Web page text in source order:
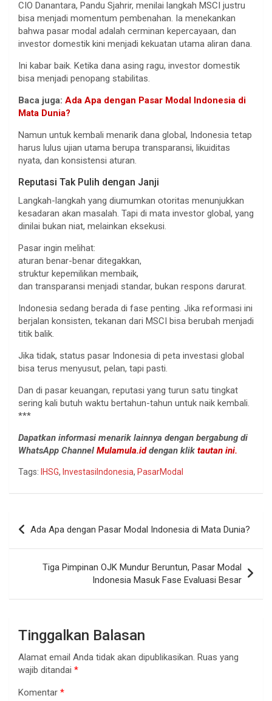
CIO Danantara, Pandu Sjahrir, menilai langkah MSCI justru
bisa menjadi momentum pembenahan. Ia menekankan
bahwa pasar modal adalah cerminan kepercayaan, dan
investor domestik kini menjadi kekuatan utama aliran dana.
Ini kabar baik. Ketika dana asing ragu, investor domestik
bisa menjadi penopang stabilitas.
Baca juga: Ada Apa dengan Pasar Modal Indonesia di
Mata Dunia?
Namun untuk kembali menarik dana global, Indonesia tetap
harus lulus ujian utama berupa transparansi, likuiditas
nyata, dan konsistensi aturan.
Reputasi Tak Pulih dengan Janji
Langkah-langkah yang diumumkan otoritas menunjukkan
kesadaran akan masalah. Tapi di mata investor global, yang
dinilai bukan niat, melainkan eksekusi.
Pasar ingin melihat:
aturan benar-benar ditegakkan,
struktur kepemilikan membaik,
dan transparansi menjadi standar, bukan respons darurat.
Indonesia sedang berada di fase penting. Jika reformasi ini
berjalan konsisten, tekanan dari MSCI bisa berubah menjadi
titik balik.
Jika tidak, status pasar Indonesia di peta investasi global
bisa terus menyusut, pelan, tapi pasti.
Dan di pasar keuangan, reputasi yang turun satu tingkat
sering kali butuh waktu bertahun-tahun untuk naik kembali.
***
Dapatkan informasi menarik lainnya dengan bergabung di
WhatsApp Channel Mulamula.iddengan klik tautan ini.
Tags: IHSG, InvestasiIndonesia, PasarModal
Navigasi
pos
Ada Apa dengan Pasar Modal Indonesia di Mata Dunia?
Tiga Pimpinan OJK Mundur Beruntun, Pasar Modal
Indonesia Masuk Fase Evaluasi Besar
Tinggalkan Balasan
Alamat email Anda tidak akan dipublikasikan. Ruas yang
wajib ditandai *
Komentar *